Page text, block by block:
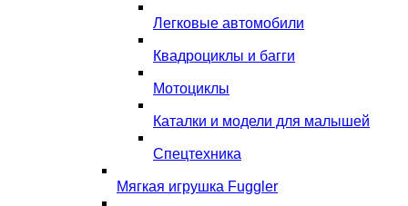
Легковые автомобили
Квадроциклы и багги
Мотоциклы
Каталки и модели для малышей
Спецтехника
Мягкая игрушка Fuggler